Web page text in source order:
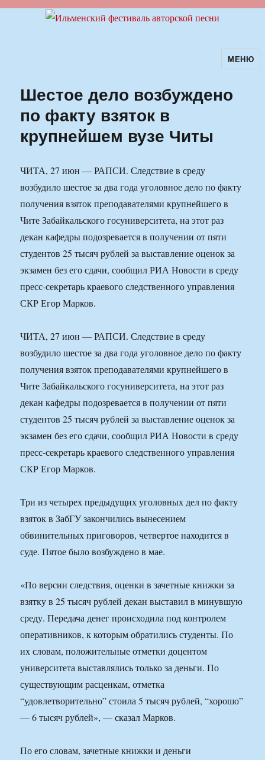
Ильменский фестиваль авторскойМЕНЮ
Шестое дело возбуждено
по факту взяток в
крупнейшем вузе Читы
ЧИТА, 27 июн — РАПСИ. Следствие в среду
возбудило шестое за два года уголовное дело по факту
получения взяток преподавателями крупнейшего в
Чите Забайкальского госуниверситета, на этот раз
декан кафедры подозревается в получении от пяти
студентов 25 тысяч рублей за выставление оценок за
экзамен без его сдачи, сообщил РИА Новости в среду
пресс-секретарь краевого следственного управления
СКР Егор Марков.
ЧИТА, 27 июн — РАПСИ. Следствие в среду
возбудило шестое за два года уголовное дело по факту
получения взяток преподавателями крупнейшего в
Чите Забайкальского госуниверситета, на этот раз
декан кафедры подозревается в получении от пяти
студентов 25 тысяч рублей за выставление оценок за
экзамен без его сдачи, сообщил РИА Новости в среду
пресс-секретарь краевого следственного управления
СКР Егор Марков.
Три из четырех предыдущих уголовных дел по факту
взяток в ЗабГУ закончились вынесением
обвинительных приговоров, четвертое находится в
суде. Пятое было возбуждено в мае.
«По версии следствия, оценки в зачетные книжки за
взятку в 25 тысяч рублей декан выставил в минувшую
среду. Передача денег происходила под контролем
оперативников, к которым обратились студенты. По
их словам, положительные отметки доцентом
университета выставлялись только за деньги. По
существующим расценкам, отметка
“удовлетворительно” стоила 5 тысяч рублей, “хорошо”
— 6 тысяч рублей», — сказал Марков.
По его словам, зачетные книжки и деньги